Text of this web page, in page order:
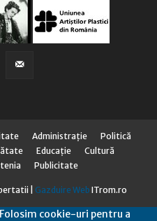
Administraţie
Politică
Educaţie
Cultură
Publicitate
| Gazduire Web ITrom.ro
cookie-uri pentru a